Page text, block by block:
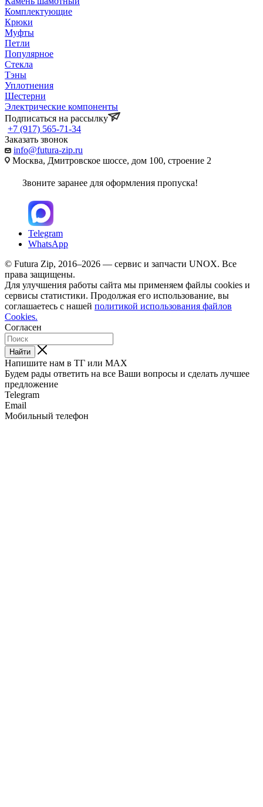
Комплектующие
Крюки
Муфты
Петли
Популярное
Стекла
Тэны
Уплотнения
Шестерни
Электрические компоненты
Подписаться на рассылку
+7 (917) 565-71-34
Заказать звонок
info@futura-zip.ru
Москва, Дмитровское шоссе, дом 100, строение 2
Звоните заранее для оформления пропуска!
Telegram
WhatsApp
© Futura Zip, 2016–2026 — сервис и запчасти UNOX. Все
права защищены.
Для улучшения работы сайта мы применяем файлы cookies и
сервисы статистики. Продолжая его использование, вы
соглашаетесь с нашей политикой использования файлов
Cookies.
Согласен
Найти
Напишите нам в ТГ или MAX
Будем рады ответить на все Ваши вопросы и сделать лучшее
предложение
Telegram
Email
Мобильный телефон